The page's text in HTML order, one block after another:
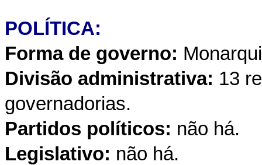
POLÍTICA:
Forma de governo:
Divisão administrativa: 13
governadorias.
Partidos políticos: não há.
Legislativo: não há.